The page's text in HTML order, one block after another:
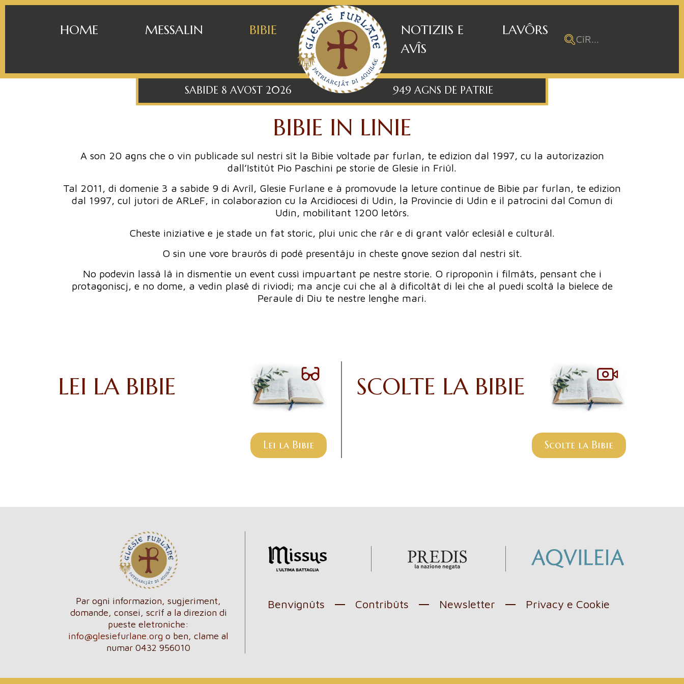
HOME MESSALIN BIBIE
NOTIZIIS E
AVÎS
LAVÔRS
SABIDE 8 AVOST 2026 949 AGNS DE PATRIE
BIBIE IN LINIE
A son 20 agns che o vin publicade sul nestri sît la Bibie voltade par furlan, te edizion dal 1997, cu la autorizazion
dall’Istitût Pio Paschini pe storie de Glesie in Friûl.
Tal 2011, di domenie 3 a sabide 9 di Avrîl, Glesie Furlane e à promovude la leture continue de Bibie par furlan, te edizion
dal 1997, cul jutori de ARLeF, in colaborazion cu la Arcidiocesi di Udin, la Provincie di Udin e il patrocini dal Comun di
Udin, mobilitant 1200 letôrs.
Cheste iniziative e je stade un fat storic, plui unic che râr e di grant valôr eclesiâl e culturâl.
O sin une vore braurôs di podê presentâju in cheste gnove sezion dal nestri sît.
No podevin lassâ lâ in dismentie un event cussì impuartant pe nestre storie. O riproponìn i filmâts, pensant che i
protagoniscj, e no dome, a vedin plasê di riviodi; ma ancje cui che al à dificoltât di lei che al puedi scoltâ la bielece de
Peraule di Diu te nestre lenghe mari.
LEI LA BIBIE
Lei la Bibie
SCOLTE LA BIBIE
Scolte la Bibie
Par ogni informazion, sugjeriment,
domande, consei, scrîf a la direzion di
pueste eletroniche:
info@glesiefurlane.org o ben, clame al
numar 0432 956010
Benvignûts Contribûts Newsletter Privacy e Cookie